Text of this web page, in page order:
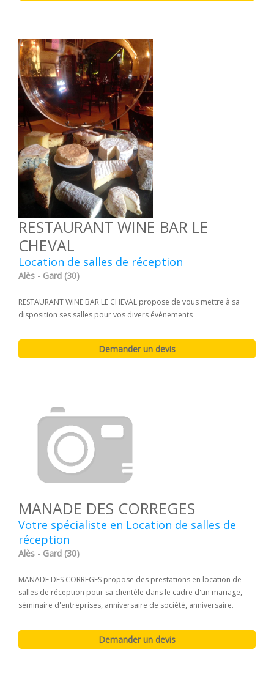
RESTAURANT WINE BAR LE
CHEVAL
Location de salles de réception
Alès - Gard (30)
RESTAURANT WINE BAR LE CHEVAL propose de vous mettre à sa
disposition ses salles pour vos divers évènements
MANADE DES CORREGES
Votre spécialiste en Location de salles de
réception
Alès - Gard (30)
MANADE DES CORREGES propose des prestations en location de
salles de réception pour sa clientèle dans le cadre d'un mariage,
séminaire d'entreprises, anniversaire de société, anniversaire.